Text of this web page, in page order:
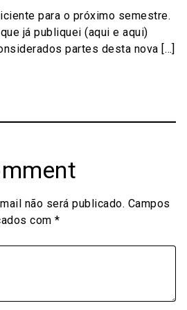
para o próximo semestre.
já publiquei (aqui e aqui)
partes desta nova […]
não será publicado. Campos
com *